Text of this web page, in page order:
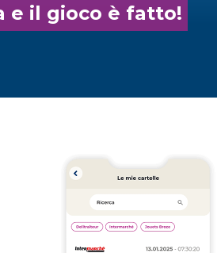
e il gioco è fatto!